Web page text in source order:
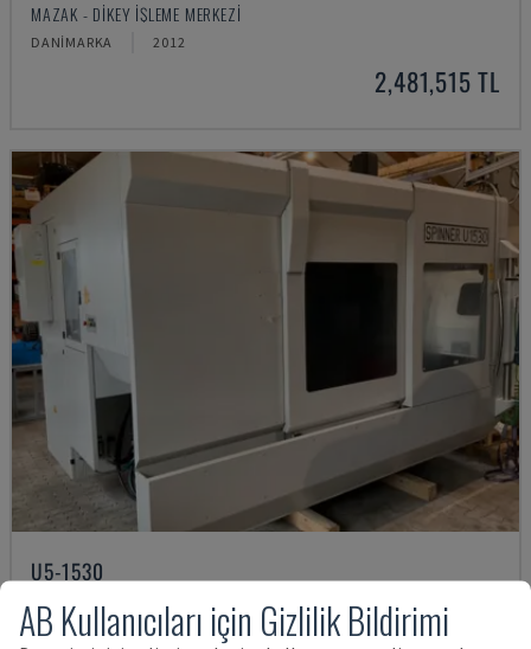
MAZAK - DIKEY İŞLEME MERKEZI
DANIMARKA 2012
2,481,515 TL
U5-1530
SPINNER - DIKEY İŞLEME MERKEZI
ALMANYA 2021 6.000 SAAT
AB Kullanıcıları için Gizlilik Bildirimi